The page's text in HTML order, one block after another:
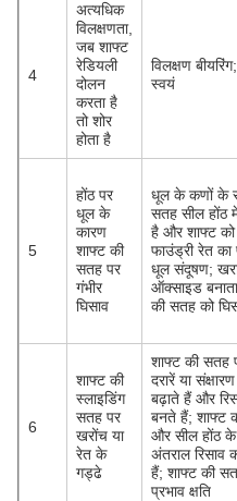
4
अत्यधिक
विलक्षणता,
जब शाफ्ट
रेडियली
दोलन
करता है
तो शोर
होता है
विलक्षण
स्वयं
5
होंठ पर
धूल के
कारण
शाफ्ट की
सतह पर
गंभीर
घिसाव
धूल के कणों के
सतह सील होंठ
है और शाफ्ट को
फाउंड्री रेत का
धूल संदूषण;
ऑक्साइड
की सतह को
6
शाफ्ट की
स्लाइडिंग
सतह पर
खरोंच या
रेत के
गड्ढे
शाफ्ट की सतह
दरारें या
बढ़ाते हैं और
बनते हैं; शाफ्ट
और सील होंठ
अंतराल रिसाव
हैं; शाफ्ट की
प्रभाव क्षति